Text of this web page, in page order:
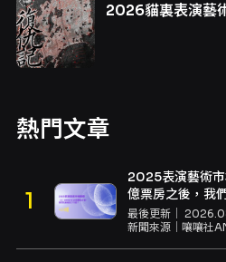
2026貓裏表演藝
熱門文章
2025表演藝術
億票房之後，我
最後更新｜
新聞來源｜ 嚷嚷社